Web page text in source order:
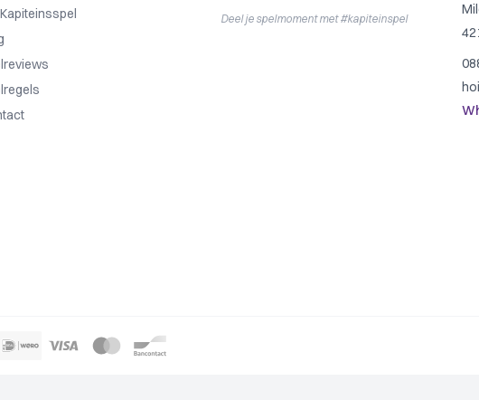
Deel je spelmoment met #kapiteinspel